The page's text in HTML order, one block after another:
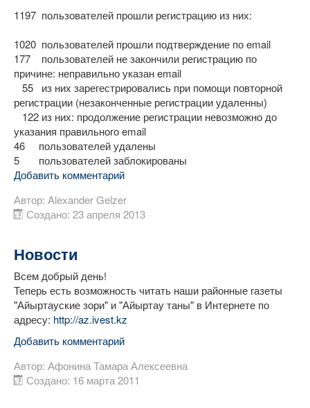
1197 пользователей прошли регистрацию из них:
1020 пользователей прошли подтверждение по email
177 пользователей не закончили регистрацию по
причине: неправильно указан email
55 из них зарегестрировались при помощи повторной
регистрации (незаконченные регистрации удаленны)
122 из них: продолжение регистрации невозможно до
указания правильного email
46 пользователей удалены
5 пользователей заблокированы
Добавить комментарий
Автор: Alexander Gelzer
Создано: 23 апреля 2013
Новости
Всем добрый день!
Теперь есть возможность читать наши районные газеты
"Айыртауские зори" и "Айыртау таны" в Интернете по
адресу: http://az.ivest.kz
Добавить комментарий
Автор: Афонина Тамара Алексеевна
Создано: 16 марта 2011